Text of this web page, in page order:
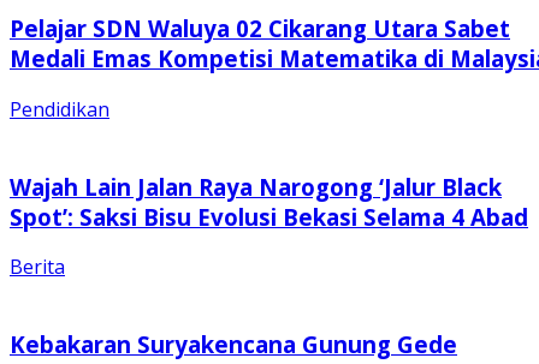
Pelajar SDN Waluya 02 Cikarang Utara Sabet
Medali Emas Kompetisi Matematika di
Pendidikan
Wajah Lain Jalan Raya Narogong ‘Jalur Black
Spot’: Saksi Bisu Evolusi Bekasi Selama 4 Abad
Berita
Kebakaran Suryakencana Gunung Gede